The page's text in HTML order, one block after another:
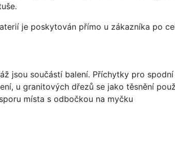
je poskytován přímo u zákazníka po
jsou součástí balení. Příchytky pro
u granitových dřezů se jako těsnění
místa s odbočkou na myčku